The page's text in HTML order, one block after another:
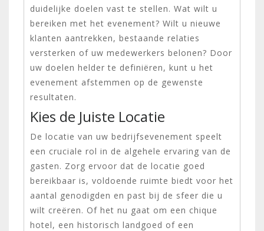
duidelijke doelen vast te stellen. Wat wilt u
bereiken met het evenement? Wilt u nieuwe
klanten aantrekken, bestaande relaties
versterken of uw medewerkers belonen? Door
uw doelen helder te definiëren, kunt u het
evenement afstemmen op de gewenste
resultaten.
Kies de Juiste Locatie
De locatie van uw bedrijfsevenement speelt
een cruciale rol in de algehele ervaring van de
gasten. Zorg ervoor dat de locatie goed
bereikbaar is, voldoende ruimte biedt voor het
aantal genodigden en past bij de sfeer die u
wilt creëren. Of het nu gaat om een chique
hotel, een historisch landgoed of een